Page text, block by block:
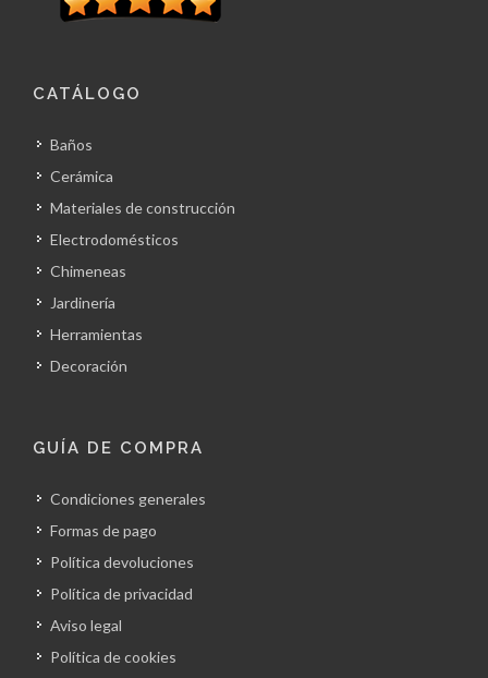
CATÁLOGO
Baños
Cerámica
Materiales de construcción
Electrodomésticos
Chimeneas
Jardinería
Herramientas
Decoración
GUÍA DE COMPRA
Condiciones generales
Formas de pago
Política devoluciones
Política de privacidad
Aviso legal
Política de cookies